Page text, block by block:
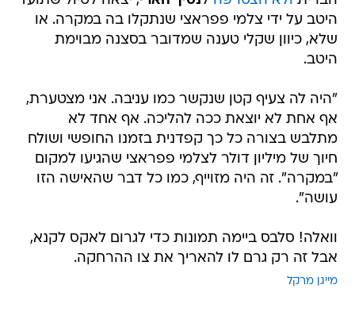
היטב על ידי צלמי פפראצי שנתקלו בה במקרה. או
שלא, כיוון שקלי טענה שמדובר בסצנה מבוימת
היטב.
"היה לה צעיף קטן שנקשר כמו עניבה. אני מצטערת,
אף אחת לא יוצאת ככה להליכה. אף אחד לא
מתלבש בצורה כל כך קפדנית בזמנו החופשי ושולח
חיוך של מיליון דולר לצלמי פפראצי שהגיעו למקום
"במקרה". זה היה מזוייף, כמו כל דבר שהאישה הזו
עושה".
וואלה! סלבס ביימה תמונות כדי לגרום לאקס לקנא,
אבל זה רק גרם לו להאריך את צו ההרחקה.
מייגן מרקל